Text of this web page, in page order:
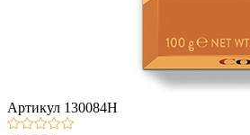
Артикул 130084Н